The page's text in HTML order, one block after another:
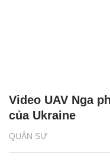
QUÂN SỰ
Video UAV Nga
của Ukraine